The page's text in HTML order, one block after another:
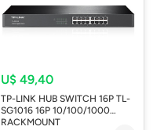
U$ 49,40
TP-LINK HUB SWITCH 16P TL-
SG1016 16P 10/100/1000
RACKMOUNT